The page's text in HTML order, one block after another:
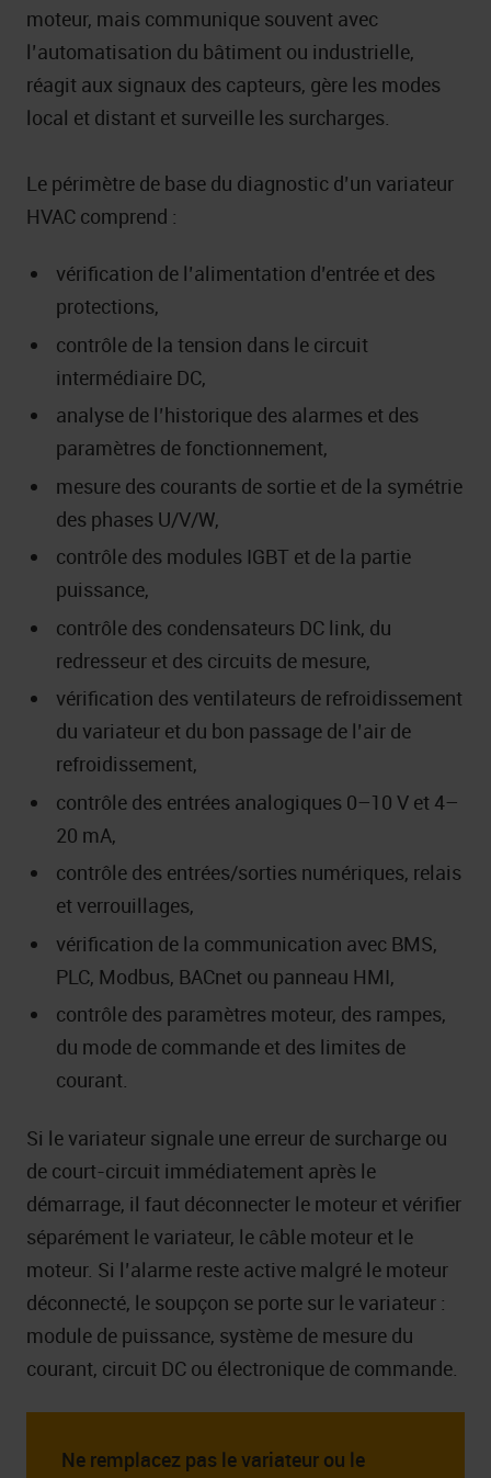
moteur, mais communique souvent avec
l’automatisation du bâtiment ou industrielle,
réagit aux signaux des capteurs, gère les modes
local et distant et surveille les surcharges.
Le périmètre de base du diagnostic d’un variateur
HVAC comprend :
vérification de l’alimentation d’entrée et des
protections,
contrôle de la tension dans le circuit
intermédiaire DC,
analyse de l’historique des alarmes et des
paramètres de fonctionnement,
mesure des courants de sortie et de la symétrie
des phases U/V/W,
contrôle des modules IGBT et de la partie
puissance,
contrôle des condensateurs DC link, du
redresseur et des circuits de mesure,
vérification des ventilateurs de refroidissement
du variateur et du bon passage de l’air de
refroidissement,
contrôle des entrées analogiques 0–10 V et 4–
20 mA,
contrôle des entrées/sorties numériques, relais
et verrouillages,
vérification de la communication avec BMS,
PLC, Modbus, BACnet ou panneau HMI,
contrôle des paramètres moteur, des rampes,
du mode de commande et des limites de
courant.
Si le variateur signale une erreur de surcharge ou
de court-circuit immédiatement après le
démarrage, il faut déconnecter le moteur et vérifier
séparément le variateur, le câble moteur et le
moteur. Si l’alarme reste active malgré le moteur
déconnecté, le soupçon se porte sur le variateur :
module de puissance, système de mesure du
courant, circuit DC ou électronique de commande.
Ne remplacez pas le variateur ou le